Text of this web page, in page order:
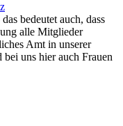
bedeutet auch, dass
alle Mitglieder
Amt in unserer
uns hier auch Frauen